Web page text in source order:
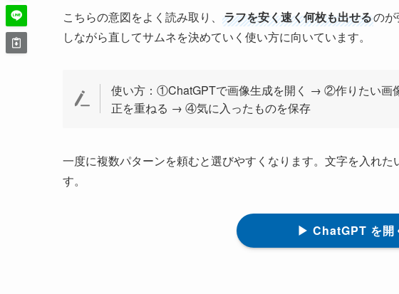
こちらの意図をよく読み取り、 ラフを安く速く何枚も出せるの
しながら直してサムネを決めていく使い方に向いています。
使い方：①ChatGPTで画像生成を開く → ②作りたい
正を重ねる → ④気に入ったものを保存
一度に複数パターンを頼むと選びやすくなります。文字を入れ
す。
▶ ChatGPT を開